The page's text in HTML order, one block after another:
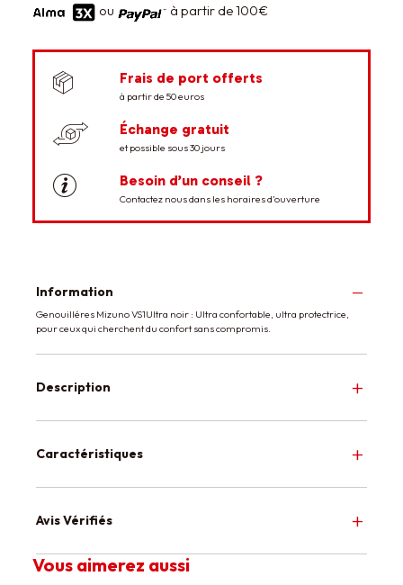
ou à partir de 100€
Frais de port offerts
à partir de 50 euros
Échange gratuit
et possible sous 30 jours
Besoin d’un conseil ?
Contactez nous dans les horaires d’ouverture
Information
Genouilléres Mizuno VS1Ultra noir : Ultra confortable, ultra protectrice,
pour ceux qui cherchent du confort sans compromis.
Description
Caractéristiques
Avis Vérifiés
Vous aimerez aussi